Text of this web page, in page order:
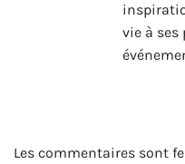
vie à ses
Les commentaires sont